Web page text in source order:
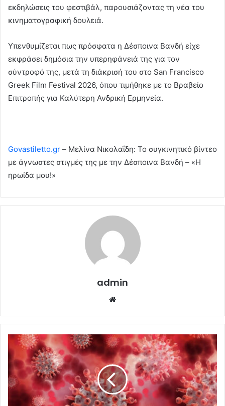
εκδηλώσεις του φεστιβάλ, παρουσιάζοντας τη νέα του
κινηματογραφική δουλειά.
Υπενθυμίζεται πως πρόσφατα η Δέσποινα Βανδή είχε
εκφράσει δημόσια την υπερηφάνειά της για τον
σύντροφό της, μετά τη διάκρισή του στο San Francisco
Greek Film Festival 2026, όπου τιμήθηκε με το Βραβείο
Επιτροπής για Καλύτερη Ανδρική Ερμηνεία.
Govastiletto.gr – Μελίνα Νικολαΐδη: Το συγκινητικό βίντεο
με άγνωστες στιγμές της με την Δέσποινα Βανδή – «Η
ηρωίδα μου!»
admin